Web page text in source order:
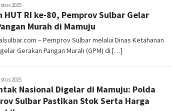
2025
HUT RI ke-80, Pemprov Sulbar Gelar
Murah di Mamuju
– Pemprov Sulbar melalui Dinas Ketahanan
Gerakan Pangan Murah (GPM) di […]
2025
Nasional Digelar di Mamuju: Polda
Sulbar Pastikan Stok Serta Harga